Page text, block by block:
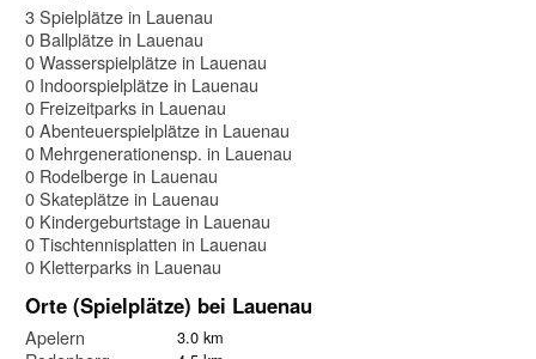
3 Spielplätze in Lauenau
0 Ballplätze in Lauenau
0 Wasserspielplätze in Lauenau
0 Indoorspielplätze in Lauenau
0 Freizeitparks in Lauenau
0 Abenteuerspielplätze in Lauenau
0 Mehrgenerationensp. in Lauenau
0 Rodelberge in Lauenau
0 Skateplätze in Lauenau
0 Kindergeburtstage in Lauenau
0 Tischtennisplatten in Lauenau
0 Kletterparks in Lauenau
Orte (Spielplätze) bei Lauenau
Apelern 3.0 km